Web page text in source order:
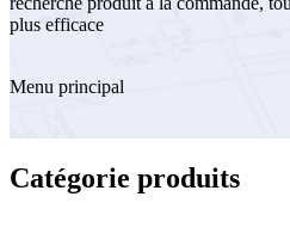
plus efficace
Menu principal
Catégorie produits